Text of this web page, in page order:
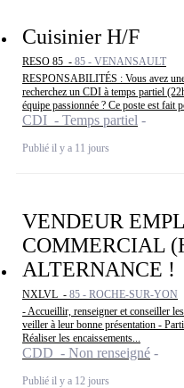
Cuisinier H/F
RESO 85 - 85 - VENANSAULT
RESPONSABILITÉS : Vous avez
recherchez un CDI à temps partiel
équipe passionnée ? Ce poste est fait
CDI - Temps partiel
Publié il y a 11 jours
VENDEUR
COMMERCIAL
ALTERNANCE !
NXLVL - 85 - ROCHE-SUR-YON
- Accueillir, renseigner et conseiller
veiller à leur bonne présentation -
Réaliser les encaissements...
CDD - Non renseigné
Publié il y a 12 jours